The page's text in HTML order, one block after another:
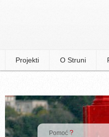
Projekti O Struni
Pomoć ?